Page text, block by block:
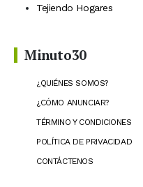
Tejiendo Hogares
Minuto30
¿QUIÉNES SOMOS?
¿CÓMO ANUNCIAR?
TÉRMINO Y CONDICIONES
POLÍTICA DE PRIVACIDAD
CONTÁCTENOS